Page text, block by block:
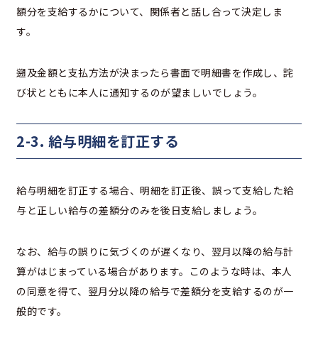
額分を支給するかについて、関係者と話し合って決定しま
す。
遡及金額と支払方法が決まったら書面で明細書を作成し、詫
び状とともに本人に通知するのが望ましいでしょう。
2-3. 給与明細を訂正する
給与明細を訂正する場合、明細を訂正後、誤って支給した給
与と正しい給与の差額分のみを後日支給しましょう。
なお、給与の誤りに気づくのが遅くなり、翌月以降の給与計
算がはじまっている場合があります。このような時は、本人
の同意を得て、翌月分以降の給与で差額分を支給するのが一
般的です。